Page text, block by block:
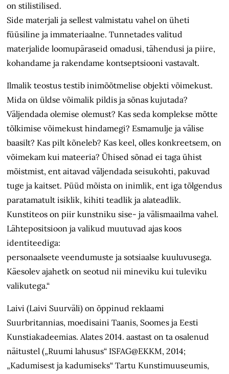
on stilistilised.
Side materjali ja sellest valmistatu vahel on üheti
füüsiline ja immateriaalne. Tunnetades valitud
materjalide loomupäraseid omadusi, tähendusi ja piire,
kohandame ja rakendame kontseptsiooni vastavalt.
Ilmalik teostus testib inimõõtmelise objekti võimekust.
Mida on üldse võimalik pildis ja sõnas kujutada?
Väljendada olemise olemust? Kas seda komplekse mõtte
tõlkimise võimekust hindamegi? Esmamulje ja välise
baasilt? Kas pilt kõneleb? Kas keel, olles konkreetsem, on
võimekam kui mateeria? Ühised sõnad ei taga ühist
mõistmist, ent aitavad väljendada seisukohti, pakuvad
tuge ja kaitset. Püüd mõista on inimlik, ent iga tõlgendus
paratamatult isiklik, kihiti teadlik ja alateadlik.
Kunstiteos on piir kunstniku sise- ja välismaailma vahel.
Lähtepositsioon ja valikud muutuvad ajas koos
identiteediga:
personaalsete veendumuste ja sotsiaalse kuuluvusega.
Käesolev ajahetk on seotud nii mineviku kui tuleviku
valikutega.“
Laivi (Laivi Suurväli) on õppinud reklaami
Suurbritannias, moedisaini Taanis, Soomes ja Eesti
Kunstiakadeemias. Alates 2014. aastast on ta osalenud
näitustel („Ruumi lahusus“ ISFAG@EKKM, 2014;
„Kadumisest ja kadumiseks“ Tartu Kunstimuuseumis,